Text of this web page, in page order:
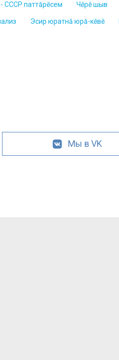
СССР паттăрĕсем Чĕрĕ шыв
Эсир юратнă юрă-кĕвĕ
Мы в VK